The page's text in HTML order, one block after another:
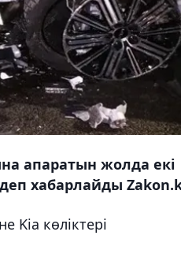
апаратын жолда екі
хабарлайды
Kia көліктері